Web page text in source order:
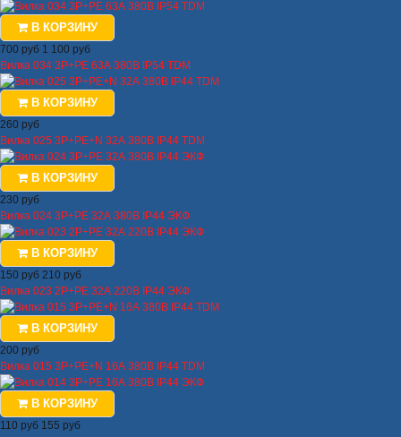
В КОРЗИНУ
700 руб 1 100 руб
Вилка 034 3Р+РЕ 63А 380В IP54 TDM
В КОРЗИНУ
260 руб
Вилка 025 3Р+РЕ+N 32А 380В IP44 TDM
В КОРЗИНУ
230 руб
Вилка 024 3Р+РЕ 32А 380В IP44 ЭКФ
В КОРЗИНУ
150 руб 210 руб
Вилка 023 2Р+РЕ 32А 220В IP44 ЭКФ
В КОРЗИНУ
200 руб
Вилка 015 3Р+РЕ+N 16А 380В IP44 TDM
В КОРЗИНУ
110 руб 155 руб